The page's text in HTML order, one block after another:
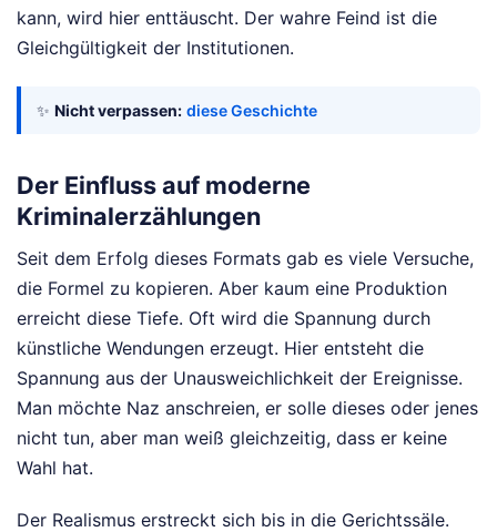
kann, wird hier enttäuscht. Der wahre Feind ist die
Gleichgültigkeit der Institutionen.
✨ Nicht verpassen: diese Geschichte
Der Einfluss auf moderne
Kriminalerzählungen
Seit dem Erfolg dieses Formats gab es viele Versuche,
die Formel zu kopieren. Aber kaum eine Produktion
erreicht diese Tiefe. Oft wird die Spannung durch
künstliche Wendungen erzeugt. Hier entsteht die
Spannung aus der Unausweichlichkeit der Ereignisse.
Man möchte Naz anschreien, er solle dieses oder jenes
nicht tun, aber man weiß gleichzeitig, dass er keine
Wahl hat.
Der Realismus erstreckt sich bis in die Gerichtssäle.